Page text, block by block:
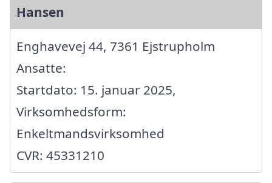
Hansen
Enghavevej 44, 7361 Ejstrupholm
Ansatte:
Startdato: 15. januar 2025,
Virksomhedsform:
Enkeltmandsvirksomhed
CVR: 45331210